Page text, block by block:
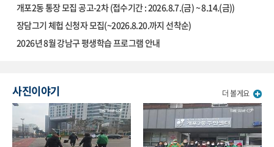
개포2동 통장 모집 공고-2차 (접수기간 : 2026.8.7.(금) ~ 8.14.(금))
장담그기 체헙 신청자 모집(~2026.8.20.까지 선착순)
2026년 8월 강남구 평생학습 프로그램 안내
사진이야기 더 볼게요